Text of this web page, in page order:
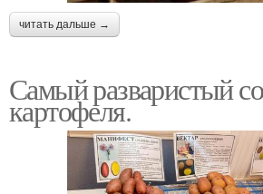
читать дальше →
Самый разваристый
картофеля.